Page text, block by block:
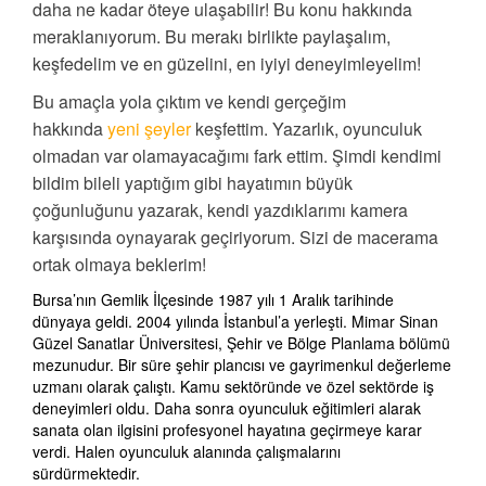
daha ne kadar öteye ulaşabilir! Bu konu hakkında
meraklanıyorum. Bu merakı birlikte paylaşalım,
keşfedelim ve en güzelini, en iyiyi deneyimleyelim!
Bu amaçla yola çıktım ve kendi gerçeğim
hakkındayeni şeylerkeşfettim. Yazarlık, oyunculuk
olmadan var olamayacağımı fark ettim. Şimdi kendimi
bildim bileli yaptığım gibi hayatımın büyük
çoğunluğunu yazarak, kendi yazdıklarımı kamera
karşısında oynayarak geçiriyorum. Sizi de macerama
ortak olmaya beklerim!
Bursa’nın Gemlik İlçesinde 1987 yılı 1 Aralık tarihinde
dünyaya geldi. 2004 yılında İstanbul’a yerleşti. Mimar Sinan
Güzel Sanatlar Üniversitesi, Şehir ve Bölge Planlama bölümü
mezunudur. Bir süre şehir plancısı ve gayrimenkul değerleme
uzmanı olarak çalıştı. Kamu sektöründe ve özel sektörde iş
deneyimleri oldu. Daha sonra oyunculuk eğitimleri alarak
sanata olan ilgisini profesyonel hayatına geçirmeye karar
verdi. Halen oyunculuk alanında çalışmalarını
sürdürmektedir.